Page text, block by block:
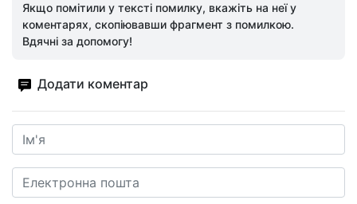
Якщо помітили у тексті помилку, вкажіть на неї у
коментарях, скопіювавши фрагмент з помилкою.
Вдячні за допомогу!
Додати коментар